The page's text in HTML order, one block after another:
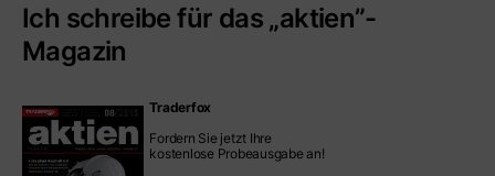
Ich schreibe für das „aktien”-
Magazin
Traderfox
Fordern Sie jetzt Ihre
kostenlose Probeausgabe an!